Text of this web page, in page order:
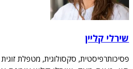
שירלי קליין
פסיכותרפיסטית, סקסולוגית, מטפלת